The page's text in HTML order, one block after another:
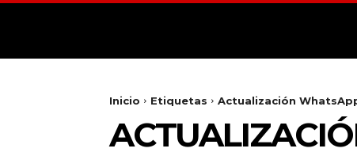
Inicio Etiquetas Actualización